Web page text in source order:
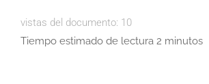
vistas del documento: 10
Tiempo estimado de lectura 2 minutos